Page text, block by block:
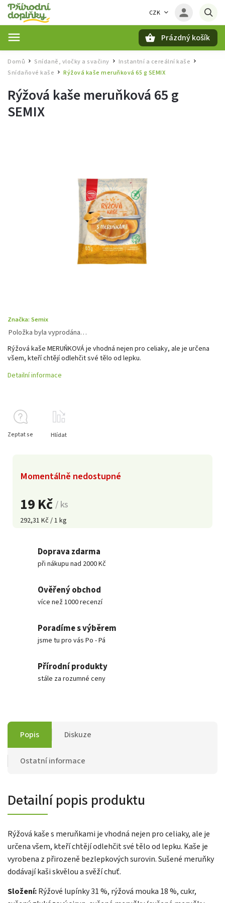
CZK
Prázdný košík
Domů / Snídaně, vločky a svačiny Instantní a cereální kaše /
Snídaňové kaše / Rýžová kaše meruňková 65 g SEMIX
Rýžová kaše meruňková 65 g
SEMIX
Značka: Semix
19 Kč/ ks
292,31 Kč / 1 kg
Momentálně nedostupné
Položka byla vyprodána…
Rýžová kaše MERUŇKOVÁ je vhodná nejen pro celiaky, ale je určena
všem, kteří chtějí odlehčit své tělo od lepku.
Detailní informace
Zeptat se Hlídat
Doprava zdarma
při nákupu nad 2000 Kč
Ověřený obchod
více než 1000 recenzí
Poradíme s výběrem
jsme tu pro vás Po - Pá
Přírodní produkty
stále za rozumné ceny
Popis Diskuze
Ostatní informace
Detailní popis produktu
Rýžová kaše s meruňkami je vhodná nejen pro celiaky, ale je
určena všem, kteří chtějí odlehčit své tělo od lepku. Kaše je
vyrobena z přirozeně bezlepkových surovin. Sušené meruňky
dodávají kaši skvělou a svěží chuť.
Složení:Rýžové lupínky 31 %, rýžová mouka 18 %, cukr,